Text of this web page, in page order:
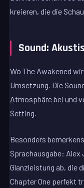
kreieren, die die
Sound:
Wo The Awakened
Umsetzung. Die
Atmosphäre bei und
Setting.
Besonders
Sprachausgabe: Alex
Glanzleistung ab, die
Chapter One perfekt